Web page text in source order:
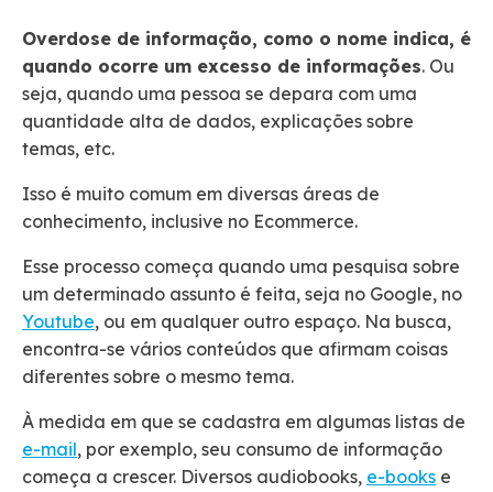
Overdose de informação, como o nome indica, é
quando ocorre um excesso de informações. Ou
seja, quando uma pessoa se depara com uma
quantidade alta de dados, explicações sobre
temas, etc.
Isso é muito comum em diversas áreas de
conhecimento, inclusive no Ecommerce.
Esse processo começa quando uma pesquisa sobre
um determinado assunto é feita, seja no Google, no
Youtube, ou em qualquer outro espaço. Na busca,
encontra-se vários conteúdos que afirmam coisas
diferentes sobre o mesmo tema.
À medida em que se cadastra em algumas listas de
e-mail, por exemplo, seu consumo de informação
começa a crescer. Diversos audiobooks, e-books e